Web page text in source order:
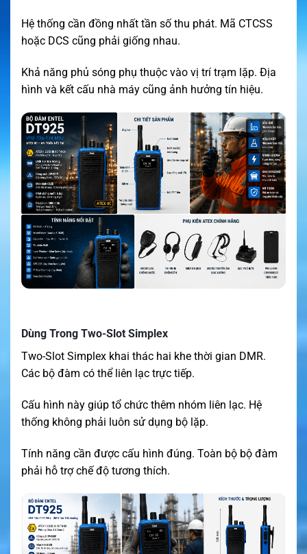
Hệ thống cần đồng nhất tần số thu phát. Mã CTCSS
hoặc DCS cũng phải giống nhau.
Khả năng phủ sóng phụ thuộc vào vị trí trạm lặp. Địa
hình và kết cấu nhà máy cũng ảnh hưởng tín hiệu.
Dùng Trong Two-Slot Simplex
Two-Slot Simplex khai thác hai khe thời gian DMR.
Các bộ đàm có thể liên lạc trực tiếp.
Cấu hình này giúp tổ chức thêm nhóm liên lạc. Hệ
thống không phải luôn sử dụng bộ lặp.
Tính năng cần được cấu hình đúng. Toàn bộ bộ đàm
phải hỗ trợ chế độ tương thích.